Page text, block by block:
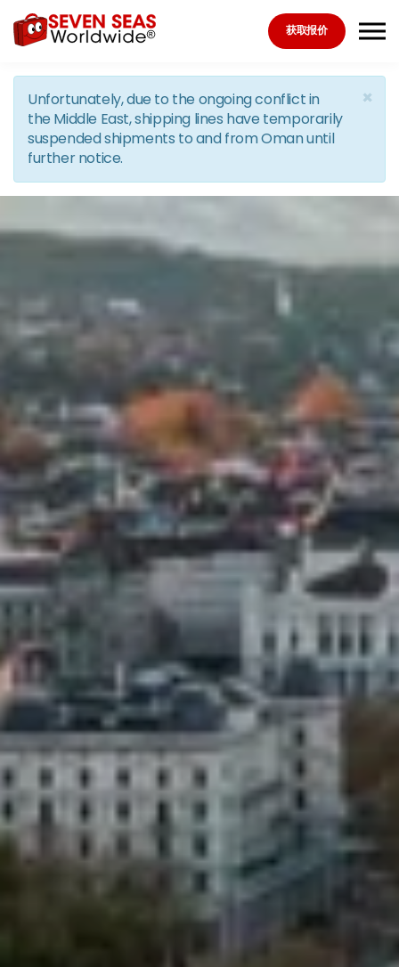
Skip to the content
获取报价
×
Unfortunately, due to the ongoing conflict in
the Middle East, shipping lines have temporarily
suspended shipments to and from Oman until
further notice.